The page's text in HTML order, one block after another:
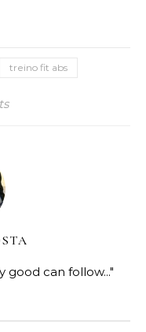
treino fit abs
good can follow..."